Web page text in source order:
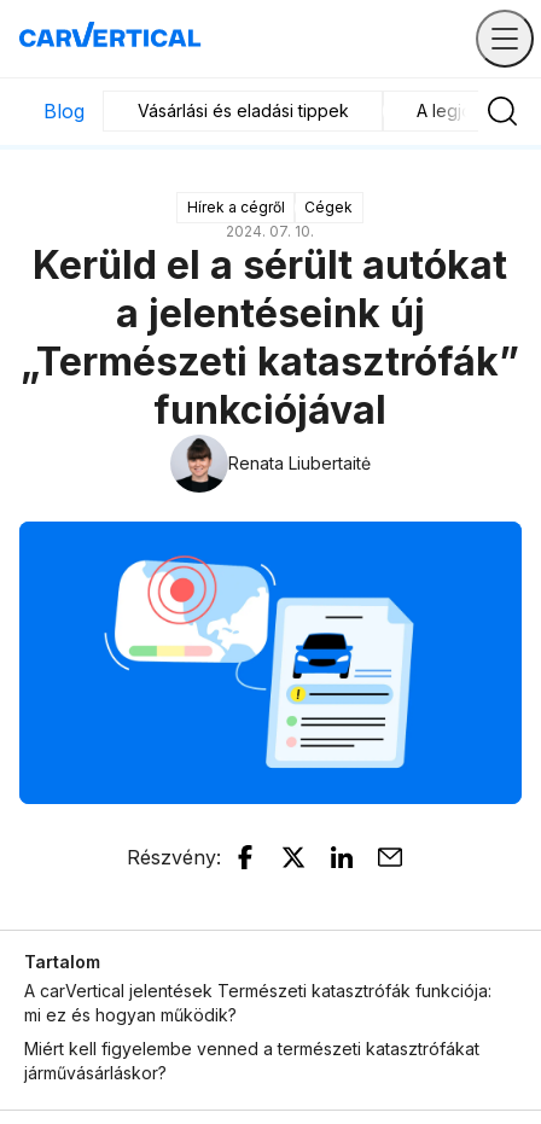
Blog Vásárlási és eladási tippek A legjobb
Hírek a cégről
Cégek
2024. 07. 10.
Kerüld el a sérült autókat
a jelentéseink új
„Természeti katasztrófák”
funkciójával
Renata Liubertaitė
Részvény:
Tartalom
A carVertical jelentések Természeti katasztrófák funkciója:
mi ez és hogyan működik?
Miért kell figyelembe venned a természeti katasztrófákat
járművásárláskor?